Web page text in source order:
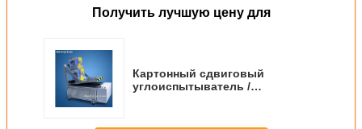
Получить лучшую цену для
Картонный сдвиговый
углоиспытыватель /
/ Оборудование / Прибор для